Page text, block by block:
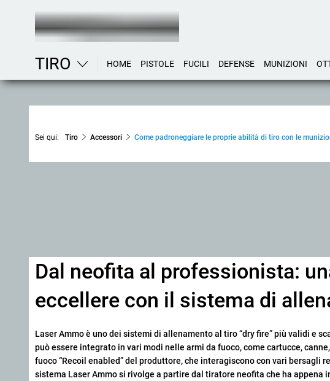
TIRO HOME PISTOLE FUCILI DEFENSE MUNIZIONI
Sei qui: Tiro Accessori Come padroneggiare le proprie abilità di tiro con le
Dal neofita al professionista:
eccellere con il sistema di
Laser Ammo è uno dei sistemi di allenamento al tiro “dry fire” più validi e
può essere integrato in vari modi nelle armi da fuoco, come cartucce,
fuoco “Recoil enabled” del produttore, che interagiscono con vari bersagli
sistema Laser Ammo si rivolge a partire dal tiratore neofita che ha